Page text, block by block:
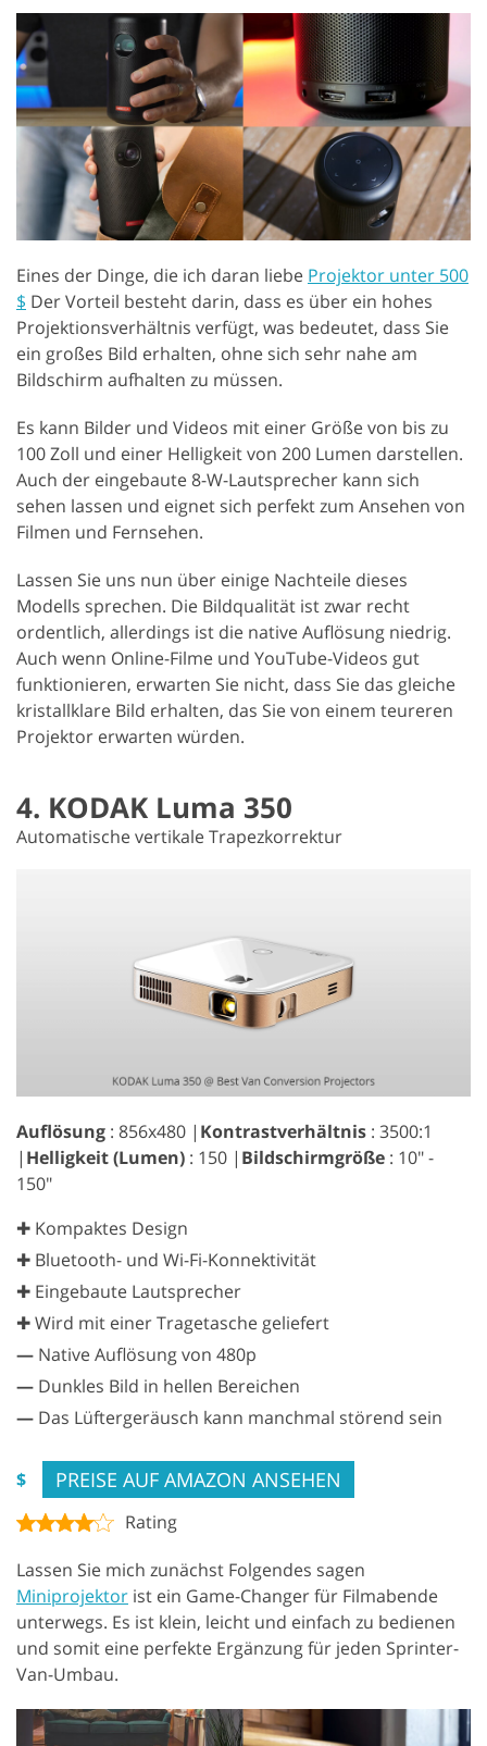
Eines der Dinge, die ich daran liebe Projektor unter 500
$ Der Vorteil besteht darin, dass es über ein hohes
Projektionsverhältnis verfügt, was bedeutet, dass Sie
ein großes Bild erhalten, ohne sich sehr nahe am
Bildschirm aufhalten zu müssen.
Es kann Bilder und Videos mit einer Größe von bis zu
100 Zoll und einer Helligkeit von 200 Lumen darstellen.
Auch der eingebaute 8-W-Lautsprecher kann sich
sehen lassen und eignet sich perfekt zum Ansehen von
Filmen und Fernsehen.
Lassen Sie uns nun über einige Nachteile dieses
Modells sprechen. Die Bildqualität ist zwar recht
ordentlich, allerdings ist die native Auflösung niedrig.
Auch wenn Online-Filme und YouTube-Videos gut
funktionieren, erwarten Sie nicht, dass Sie das gleiche
kristallklare Bild erhalten, das Sie von einem teureren
Projektor erwarten würden.
4. KODAK Luma 350
Automatische vertikale Trapezkorrektur
Auflösung : 856x480 | Kontrastverhältnis : 3500:1
| Helligkeit (Lumen) : 150 | Bildschirmgröße : 10" -
150"
✚ Kompaktes Design
✚ Bluetooth- und Wi-Fi-Konnektivität
✚ Eingebaute Lautsprecher
✚ Wird mit einer Tragetasche geliefert
— Native Auflösung von 480p
— Dunkles Bild in hellen Bereichen
— Das Lüftergeräusch kann manchmal störend sein
$ PREISE AUF AMAZON ANSEHEN
Rating
Lassen Sie mich zunächst Folgendes sagen
Miniprojektor ist ein Game-Changer für Filmabende
unterwegs. Es ist klein, leicht und einfach zu bedienen
und somit eine perfekte Ergänzung für jeden Sprinter-
Van-Umbau.